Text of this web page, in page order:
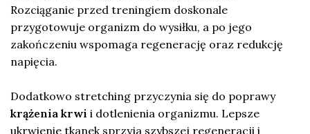
Rozciąganie przed treningiem doskonale
przygotowuje organizm do wysiłku, a po jego
zakończeniu wspomaga regenerację oraz redukcję
napięcia.
Dodatkowo stretching przyczynia się do poprawy
krążenia krwi i dotlenienia organizmu. Lepsze
ukrwienie tkanek sprzyja szybszej regeneracji i